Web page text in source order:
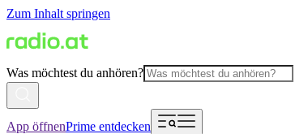
Zum Inhalt springen
Was möchtest du anhören?
App öffnenPrime entdecken